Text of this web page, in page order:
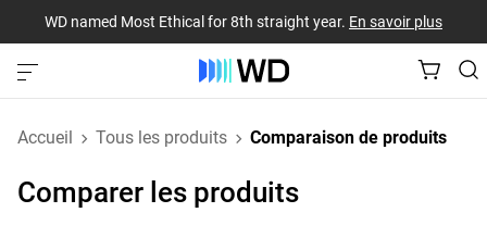
WD named Most Ethical for 8th straight year. En savoir plus
Accueil Tous les produits Comparaison de produits
Comparer les produits